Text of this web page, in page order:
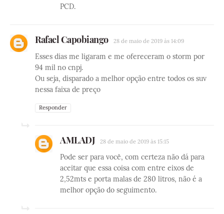
PCD.
Rafael Capobiango 28 de maio de 2019 às 14:09
Esses dias me ligaram e me ofereceram o storm por
94 mil no cnpj.
Ou seja, disparado a melhor opção entre todos os suv
nessa faixa de preço
Responder
AMLADJ 28 de maio de 2019 às 15:15
Pode ser para você, com certeza não dá para
aceitar que essa coisa com entre eixos de
2,52mts e porta malas de 280 litros, não é a
melhor opção do seguimento.